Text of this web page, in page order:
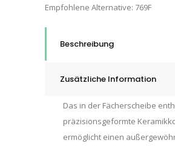
Empfohlene Alternative: 769F
Beschreibung
Zusätzliche Information
Das in der Fächerscheibe
präzisionsgeformte
ermöglicht einen